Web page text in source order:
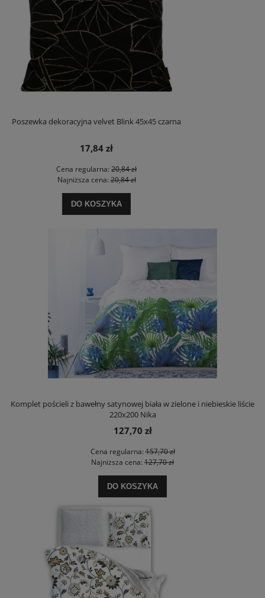
Poszewka dekoracyjna velvet Blink 45x45 czarna
17,84 zł
Cena regularna: 20,84 zł
Najniższa cena:20,84 zł
DO KOSZYKA
Komplet pościeli z bawełny satynowej biała w zielone i niebieskie liście
220x200 Nika
127,70 zł
Cena regularna:157,70 zł
Najniższa cena: 127,70 zł
DO KOSZYKA